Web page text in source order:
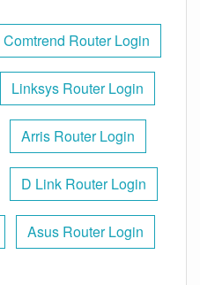
Comtrend Router Login
Linksys Router Login
Arris Router Login
D Link Router Login
Asus Router Login